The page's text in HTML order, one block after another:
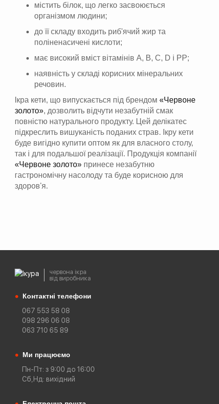
містить білок, що легко засвоюється
організмом людини;
до її складу входить риб'ячий жир та
поліненасичені кислоти;
має високий вміст вітамінів А, В, С, D і РР;
наявність у складі корисних мінеральних
речовин.
Ікра кети, що випускається під брендом «Червоне
золото», дозволить відчути незабутній смак
повністю натурального продукту. Цей делікатес
підкреслить вишуканість поданих страв. Ікру кети
буде вигідно купити оптом як для власного столу,
так і для подальшої реалізації. Продукція компанії
«Червоне золото» принесе незабутню
гастрономічну насолоду та буде корисною для
здоров'я.
червона ікра
від виробника
● Контактні телефони
067 553 58 08
098 296 06 08
063 710 65 89
● Ми працюємо
Пн-Пт: з 9:00 до 16:00
Сб,Нд: вихідний